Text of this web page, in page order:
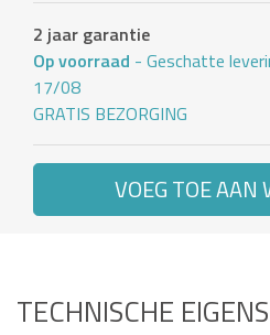
2 jaar garantie
Op voorraad - Geschatte
17/08
GRATIS BEZORGING
VOEG TOE AAN
TECHNISCHE